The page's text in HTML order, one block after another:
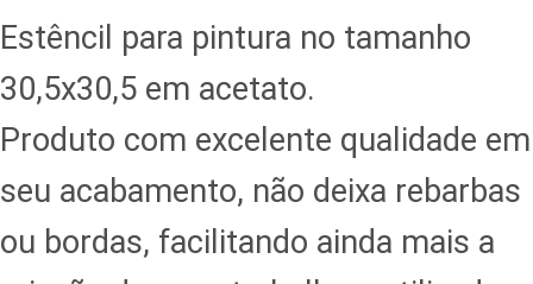
Estêncil para pintura no tamanho
30,5x30,5 em acetato.
Produto com excelente qualidade em
seu acabamento, não deixa rebarbas
ou bordas, facilitando ainda mais a